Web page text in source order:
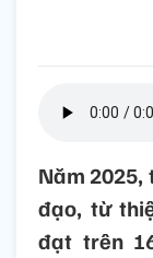
Năm
đạo, từ
đạt trên